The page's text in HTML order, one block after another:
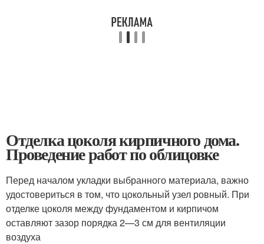
Отделка цоколя кирпичного дома.
Проведение работ по облицовке
Перед началом укладки выбранного материала, важно
удостовериться в том, что цокольный узел ровный. При
отделке цоколя между фундаментом и кирпичом
оставляют зазор порядка 2—3 см для вентиляции
воздуха